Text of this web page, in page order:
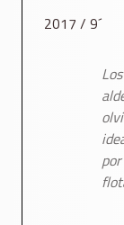
2017 / 9´